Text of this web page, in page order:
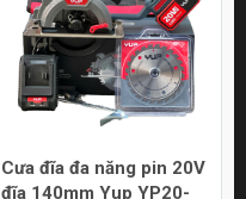
Cưa đĩa đa năng pin 20V
đĩa 140mm Yup YP20-